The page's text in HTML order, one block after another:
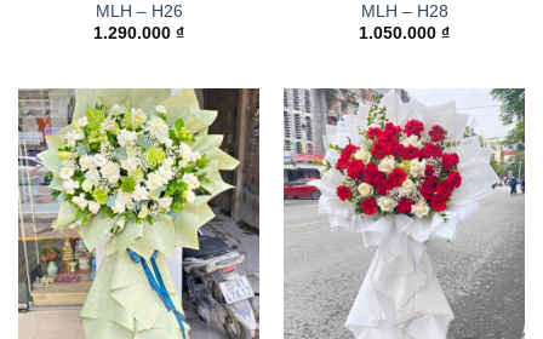
MLH – H26
1.290.000 ₫
MLH – H28
1.050.000 ₫